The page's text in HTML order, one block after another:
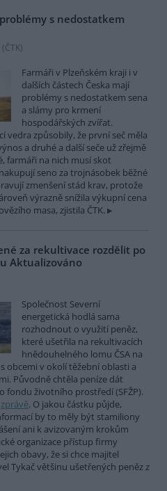
s nedostatkem
ČTK)
Farmáři v Plzeňském kraji i v
dalších částech Česka mají
problémy s nedostatkem sena
a slámy pro krmení
hospodářských zvířat.
vedra způsobily, že první seč měla
a druhé a další seče už zřejmě
farmáři na nich musí skot
seno za trojnásobek běžné
zmenšení stád krav, protože
výrazně snížila výkupní cena
masa, zjistila ČTK.
za rekultivace rozdělit po
Aktualizováno
Společnost Severní
energetická hodlá sama
rozhodnout o využití peněz,
které ušetřila na rekultivacích
hnědouhelného lomu ČSA na
obcemi v okolí těžební oblasti a
Původně chtěla peníze dát
životního prostředí (SFŽP).
zprávě. O jakou částku půjde,
by to měly být stamiliony
ani k avizovaným krokům
organizace přístup firmy
obavy, že si chce majitel
Tykač většinu ušetřených peněz z